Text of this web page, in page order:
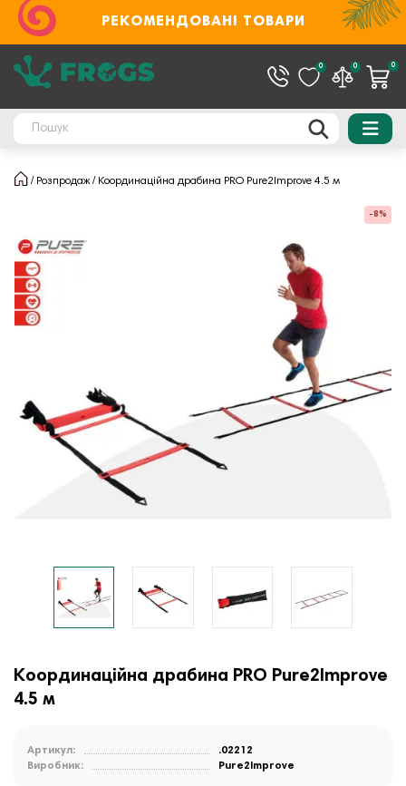
РЕКОМЕНДОВАНІ ТОВАРИ
0 0 0
Розпродаж Координаційна драбина PRO Pure2Improve 4.5 м
-8%
Координаційна драбина PRO Pure2Improve
4.5 м
Артикул:
.02212
Виробник:
Pure2Improve